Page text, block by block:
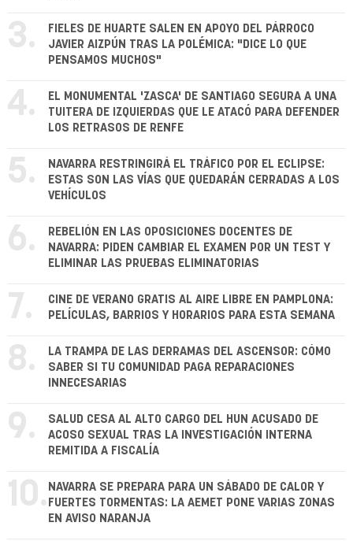
3.
FIELES DE HUARTE SALEN EN APOYO DEL PÁRROCO
JAVIER AIZPÚN TRAS LA POLÉMICA: "DICE LO QUE
PENSAMOS MUCHOS"
4.
EL MONUMENTAL 'ZASCA' DE SANTIAGO SEGURA A UNA
TUITERA DE IZQUIERDAS QUE LE ATACÓ PARA DEFENDER
LOS RETRASOS DE RENFE
5.
NAVARRA RESTRINGIRÁ EL TRÁFICO POR EL ECLIPSE:
ESTAS SON LAS VÍAS QUE QUEDARÁN CERRADAS A LOS
VEHÍCULOS
6.
REBELIÓN EN LAS OPOSICIONES DOCENTES DE
NAVARRA: PIDEN CAMBIAR EL EXAMEN POR UN TEST Y
ELIMINAR LAS PRUEBAS ELIMINATORIAS
7.
CINE DE VERANO GRATIS AL AIRE LIBRE EN PAMPLONA:
PELÍCULAS, BARRIOS Y HORARIOS PARA ESTA SEMANA
8.
LA TRAMPA DE LAS DERRAMAS DEL ASCENSOR: CÓMO
SABER SI TU COMUNIDAD PAGA REPARACIONES
INNECESARIAS
9.
SALUD CESA AL ALTO CARGO DEL HUN ACUSADO DE
ACOSO SEXUAL TRAS LA INVESTIGACIÓN INTERNA
REMITIDA A FISCALÍA
10. NAVARRA SE PREPARA PARA UN SÁBADO DE CALOR Y
FUERTES TORMENTAS: LA AEMET PONE VARIAS ZONAS
EN AVISO NARANJA